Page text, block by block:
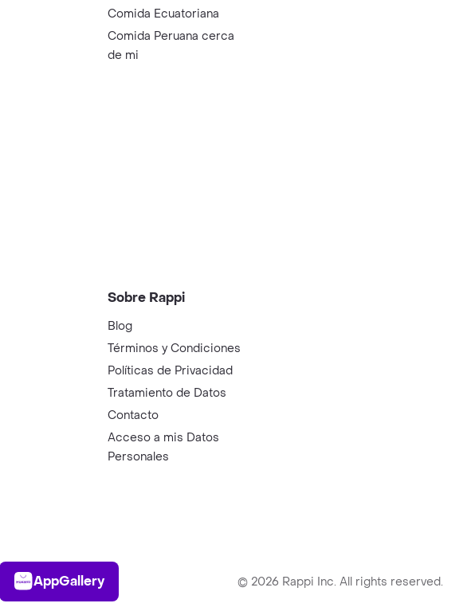
Comida Ecuatoriana
Comida Peruana cerca
de mi
Sobre Rappi
Blog
Términos y Condiciones
Políticas de Privacidad
Tratamiento de Datos
Contacto
Acceso a mis Datos
Personales
AppGallery
AppGallery © 2026 Rappi Inc. All rights reserved.